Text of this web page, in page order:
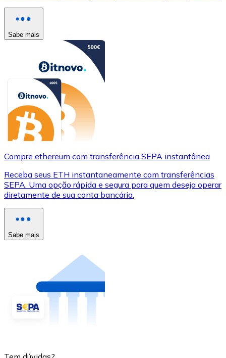
Sabe mais
Compre ethereum com transferência SEPA instantânea
Receba seus ETH instantaneamente com transferências
SEPA. Uma opção rápida e segura para quem deseja operar
diretamente de sua conta bancária.
Sabe mais